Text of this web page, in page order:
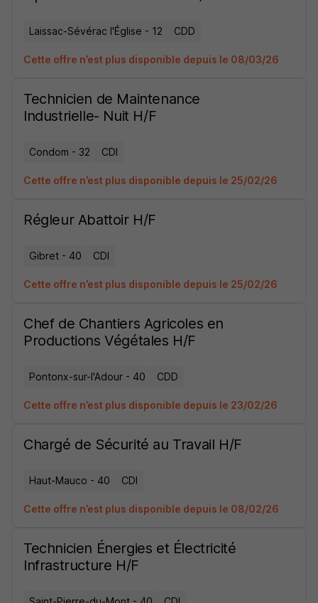
Laissac-Sévérac l'Église - 12 CDD
Cette offre n’est plus disponible depuis le 08/03/26
Technicien de Maintenance
Industrielle- Nuit H/F
Condom - 32 CDI
Cette offre n’est plus disponible depuis le 25/02/26
Régleur Abattoir H/F
Gibret - 40 CDI
Cette offre n’est plus disponible depuis le 25/02/26
Chef de Chantiers Agricoles en
Productions Végétales H/F
Pontonx-sur-l'Adour - 40 CDD
Cette offre n’est plus disponible depuis le 23/02/26
Chargé de Sécurité au Travail H/F
Haut-Mauco - 40 CDI
Cette offre n’est plus disponible depuis le 08/02/26
Technicien Énergies et Électricité
Infrastructure H/F